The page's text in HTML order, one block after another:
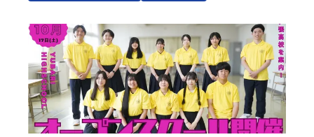
高等学校島根県立隠岐島前高等学校岡山県立勝山高等学校
等学校愛媛県立南宇和高等学校愛媛県立宇和島南高等学校(宇
和島水産・宇南中等)愛媛県立野村高等学校愛媛県立弓削高等
学校愛媛県立上浮穴高等学校愛媛県立今治工業高等学校高知
県立嶺北高等学校高知県立四万十高等学校高知県立中村高等
学校西土佐分校高知県立高知農業高等学校 九州 佐賀県立
有田工業高等学校熊本県立小国高等学校熊本県立矢部高等学
校佐賀県立牛津高等学校鹿児島県立沖永良部高等学校鹿児島
県立志布志高等学校宮崎県立飯野高等学校宮崎県立高千穂高
等学校鹿児島県立古仁屋高等学校沖縄県立久米島高等学校私